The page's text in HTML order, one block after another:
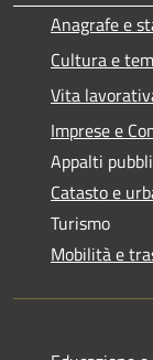
Anagrafe e
Cultura e
Vita
Imprese e
Appalti
Catasto e
Turismo
Mobilità e